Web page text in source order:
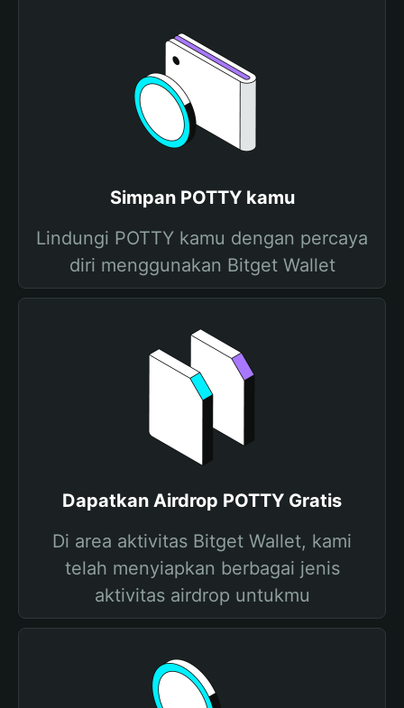
Simpan POTTY kamu
Lindungi POTTY kamu dengan percaya
diri menggunakan Bitget Wallet
Dapatkan Airdrop POTTY Gratis
Di area aktivitas Bitget Wallet, kami
telah menyiapkan berbagai jenis
aktivitas airdrop untukmu